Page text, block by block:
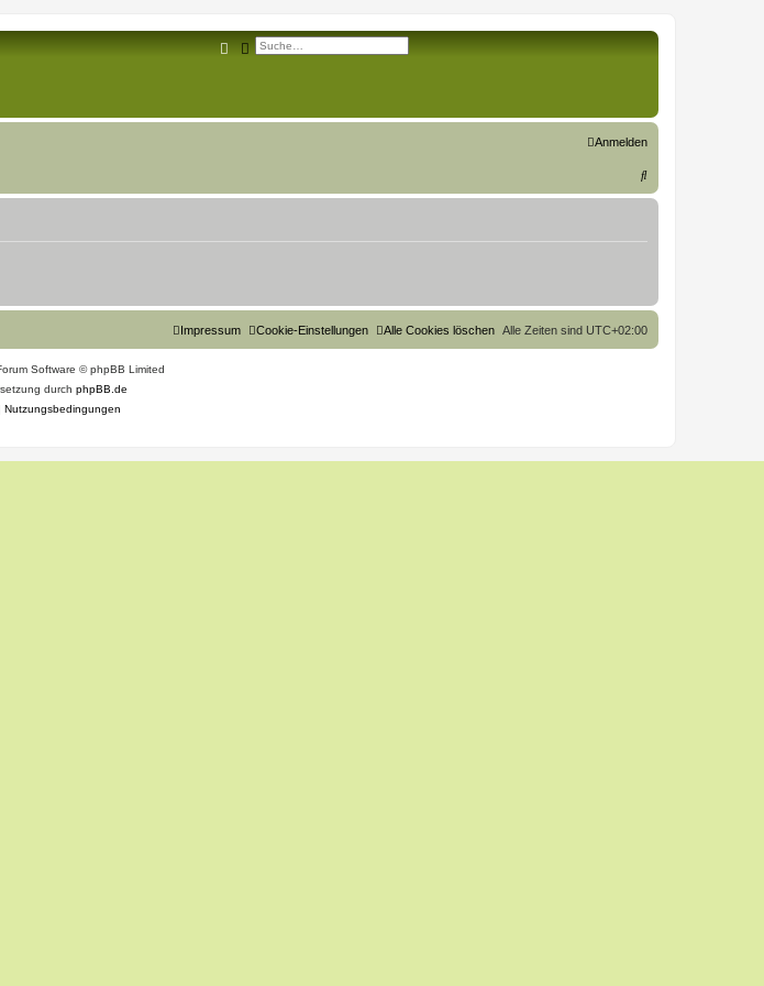
SucheErweiterte Suche
Anmelden
S
u
Alle Zeiten sind UTC+02:00
Alle Cookies löschen
Cookie-Einstellungen
Impressum
Software © phpBB Limited
durch phpBB.de
Nutzungsbedingungen